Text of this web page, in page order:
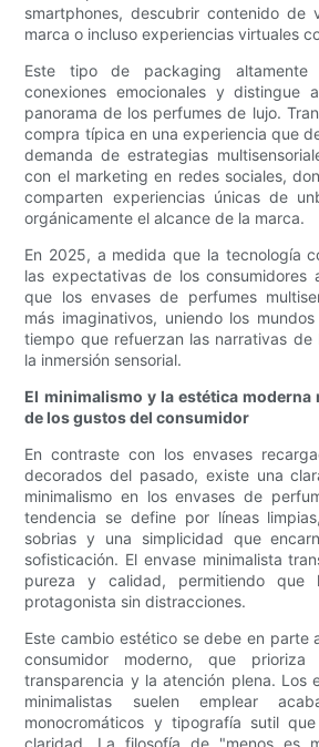
smartphones, descubrir contenido de
marca o incluso experiencias virtuales
Este tipo de packaging altamente
conexiones emocionales y
panorama de los perfumes de lujo.
compra típica en una experiencia que
demanda de estrategias
con el marketing en redes sociales,
comparten experiencias únicas de
orgánicamente el alcance de la marca.
En 2025, a medida que la tecnología
las expectativas de los consumidores
que los envases de perfumes
más imaginativos, uniendo los
tiempo que refuerzan las narrativas
la inmersión sensorial.
El minimalismo y la estética moderna
de los gustos del consumidor
En contraste con los envases
decorados del pasado, existe una
minimalismo en los envases de
tendencia se define por líneas
sobrias y una simplicidad que
sofisticación. El envase minimalista
pureza y calidad, permitiendo que
protagonista sin distracciones.
Este cambio estético se debe en parte
consumidor moderno, que
transparencia y la atención plena. Los
minimalistas suelen emplear
monocromáticos y tipografía sutil